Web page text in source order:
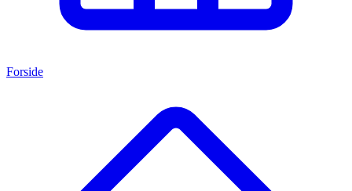
Forside